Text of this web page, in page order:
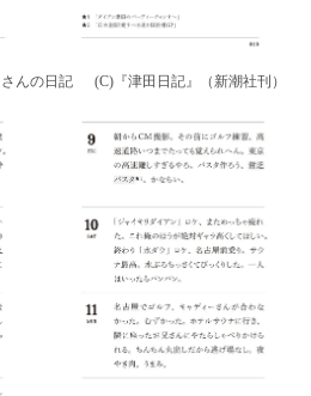
さんの日記 (C)『津田日記』（新潮社刊）